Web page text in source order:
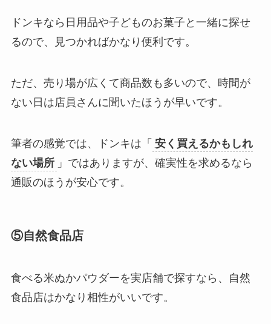
ドンキなら日用品や子どものお菓子と一緒に探せ
るので、見つかればかなり便利です。
ただ、売り場が広くて商品数も多いので、時間が
ない日は店員さんに聞いたほうが早いです。
筆者の感覚では、ドンキは「 安く買えるかもしれ
ない場所 」ではありますが、確実性を求めるなら
通販のほうが安心です。
⑤自然食品店
食べる米ぬかパウダーを実店舗で探すなら、自然
食品店はかなり相性がいいです。